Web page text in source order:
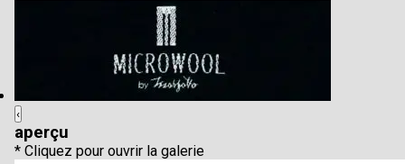
‹
aperçu
* Cliquez pour ouvrir la galerie